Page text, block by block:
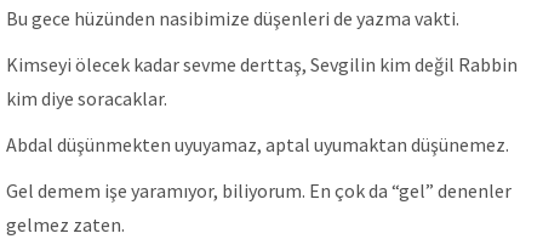
Bu gece hüzünden nasibimize düşenleri de yazma vakti.
Kimseyi ölecek kadar sevme derttaş, Sevgilin kim değil Rabbin
kim diye soracaklar.
Abdal düşünmekten uyuyamaz, aptal uyumaktan düşünemez.
Gel demem işe yaramıyor, biliyorum. En çok da “gel” denenler
gelmez zaten.